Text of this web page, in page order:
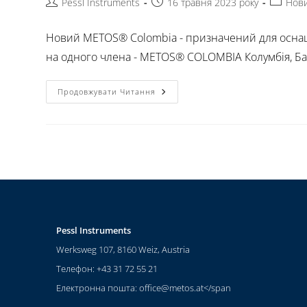
Pessl Instruments 16 травня 2023 року
Новий METOS® Colombia - призначений для
на одного члена - METOS® COLOMBIA Колумбія,
Продовжувати Читання
Pessl Instruments
Werksweg 107, 8160 Weiz, Austria
Телефон: +43 31 72 55 21
Електронна пошта:office@metos.at</span